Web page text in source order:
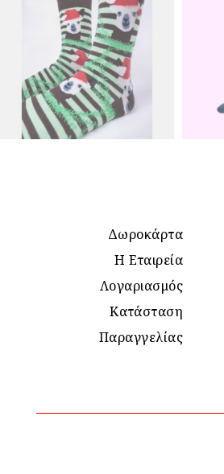
Δωροκάρτα
Η Εταιρεία
Λογαριασμός
Κατάσταση
Παραγγελίας